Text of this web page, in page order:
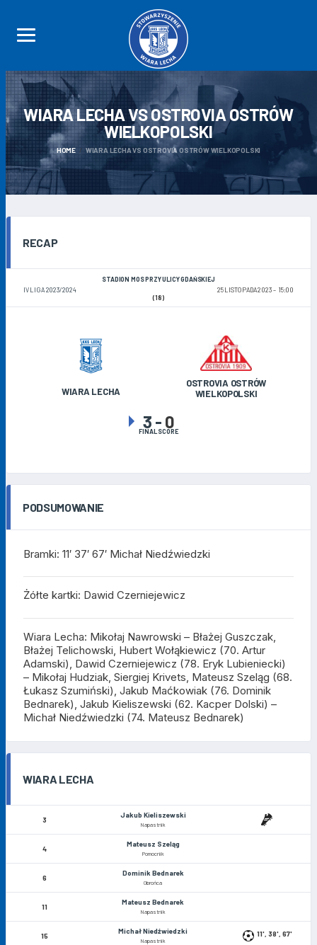
WIARA LECHA VS OSTROVIA OSTRÓW
WIELKOPOLSKI
HOME WIARA LECHA VS OSTROVIA OSTRÓW WIELKOPOLSKI
RECAP
IV LIGA 2023/2024
STADION MOS PRZY ULICY GDAŃSKIEJ
25 LISTOPADA 2023
15:00
(18)
WIARA LECHA
OSTROVIA OSTRÓW
WIELKOPOLSKI
3 - 0
FINAL SCORE
PODSUMOWANIE
Bramki: 11′ 37′ 67′ Michał Niedźwiedzki
Żółte kartki: Dawid Czerniejewicz
Wiara Lecha: Mikołaj Nawrowski – Błażej Guszczak,
Błażej Telichowski, Hubert Wołąkiewicz (70. Artur
Adamski), Dawid Czerniejewicz (78. Eryk Lubieniecki)
– Mikołaj Hudziak, Siergiej Krivets, Mateusz Szeląg (68.
Łukasz Szumiński), Jakub Maćkowiak (76. Dominik
Bednarek), Jakub Kieliszewski (62. Kacper Dolski) –
Michał Niedźwiedzki (74. Mateusz Bednarek)
WIARA LECHA
3
Jakub Kieliszewski
Napastnik
4
Mateusz Szeląg
Pomocnik
6
Dominik Bednarek
Obrońca
11
Mateusz Bednarek
Napastnik
15
Michał Niedźwiedzki
Napastnik
11', 38', 67'